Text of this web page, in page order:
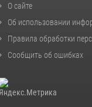
30 июля
О сайте
Об использовании
Правила обработки
Сообщить об ошибках